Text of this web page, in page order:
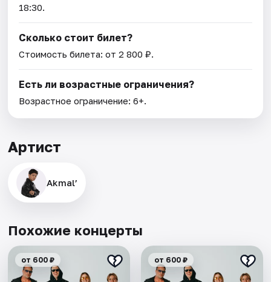
18:30.
Сколько стоит билет?
Стоимость билета: от 2 800 ₽.
Есть ли возрастные ограничения?
Возрастное ограничение: 6+.
Артист
Akmal’
Похожие концерты
от 600 ₽ от 600 ₽